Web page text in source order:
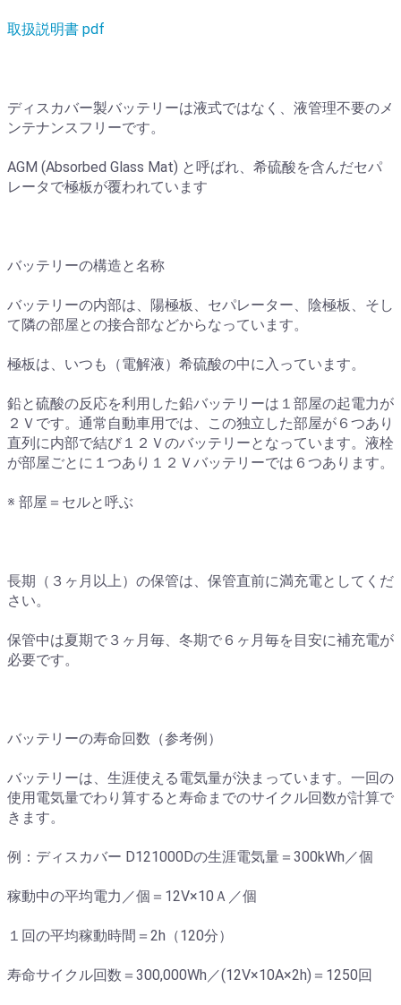
取扱説明書 pdf
ディスカバー製バッテリーは液式ではなく、液管理不要のメ
ンテナンスフリーです。
AGM (Absorbed Glass Mat) と呼ばれ、希硫酸を含んだセパ
レータで極板が覆われています
バッテリーの構造と名称
バッテリーの内部は、陽極板、セパレーター、陰極板、そし
て隣の部屋との接合部などからなっています。
極板は、いつも（電解液）希硫酸の中に入っています。
鉛と硫酸の反応を利用した鉛バッテリーは１部屋の起電力が
２Ｖです。通常自動車用では、この独立した部屋が６つあり
直列に内部で結び１２Ｖのバッテリーとなっています。液栓
が部屋ごとに１つあり１２Ｖバッテリーでは６つあります。
※ 部屋＝セルと呼ぶ
長期（３ヶ月以上）の保管は、保管直前に満充電としてくだ
さい。
保管中は夏期で３ヶ月毎、冬期で６ヶ月毎を目安に補充電が
必要です。
バッテリーの寿命回数（参考例）
バッテリーは、生涯使える電気量が決まっています。一回の
使用電気量でわり算すると寿命までのサイクル回数が計算で
きます。
例：ディスカバー D121000Dの生涯電気量＝300kWh／個
稼動中の平均電力／個＝12V×10Ａ／個
１回の平均稼動時間＝2h（120分）
寿命サイクル回数＝300,000Wh／(12V×10A×2h)＝1250回